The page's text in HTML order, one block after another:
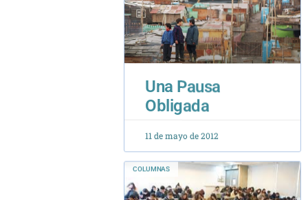
Una Pausa
Obligada
11 de mayo de 2012
COLUMNAS